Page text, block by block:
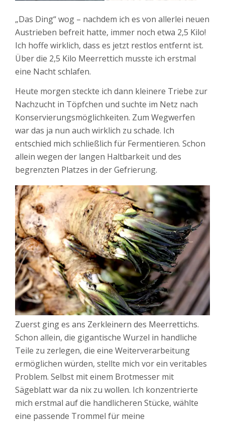
„Das Ding“ wog – nachdem ich es von allerlei neuen
Austrieben befreit hatte, immer noch etwa 2,5 Kilo!
Ich hoffe wirklich, dass es jetzt restlos entfernt ist.
Über die 2,5 Kilo Meerrettich musste ich erstmal
eine Nacht schlafen.
Heute morgen steckte ich dann kleinere Triebe zur
Nachzucht in Töpfchen und suchte im Netz nach
Konservierungsmöglichkeiten. Zum Wegwerfen
war das ja nun auch wirklich zu schade. Ich
entschied mich schließlich für Fermentieren. Schon
allein wegen der langen Haltbarkeit und des
begrenzten Platzes in der Gefrierung.
Zuerst ging es ans Zerkleinern des Meerrettichs.
Schon allein, die gigantische Wurzel in handliche
Teile zu zerlegen, die eine Weiterverarbeitung
ermöglichen würden, stellte mich vor ein veritables
Problem. Selbst mit einem Brotmesser mit
Sägeblatt war da nix zu wollen. Ich konzentrierte
mich erstmal auf die handlicheren Stücke, wählte
eine passende Trommel für meine